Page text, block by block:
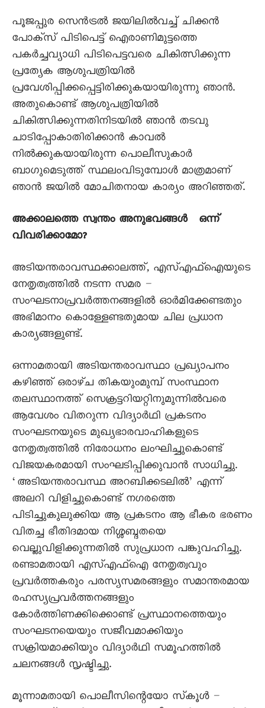
പൂജപ്പുര സെൻട്രൽ ജയിലിൽവച്ച് ചിക്കൻ
പോക്സ് പിടിപെട്ട് ഐരാണിമുട്ടത്തെ
പകർച്ചവ്യാധി പിടിപെട്ടവരെ ചികിത്സിക്കുന്ന
പ്രത്യേക ആശുപത്രിയിൽ
പ്രവേശിപ്പിക്കപ്പെട്ടിരിക്കുകയായിരുന്നു ഞാൻ.
അതുകൊണ്ട് ആശുപത്രിയിൽ
ചികിത്സിക്കുന്നതിനിടയിൽ ഞാൻ തടവു
ചാടിപ്പോകാതിരിക്കാൻ കാവൽ
നിൽക്കുകയായിരുന്ന പൊലീസുകാർ
ബാഗുമെടുത്ത് സ്ഥലംവിടുമ്പോൾ മാത്രമാണ്
ഞാൻ ജയിൽ മോചിതനായ കാര്യം അറിഞ്ഞത്.
അക്കാലത്തെ സ്വന്തം അനുഭവങ്ങൾ ഒന്ന്
വിവരിക്കാമോ?
അടിയന്തരാവസ്ഥക്കാലത്ത്, എസ്എഫ്ഐയുടെ
നേതൃത്വത്തിൽ നടന്ന സമര –
സംഘടനാപ്രവർത്തനങ്ങളിൽ ഓർമിക്കേണ്ടതും
അഭിമാനം കൊള്ളേണ്ടതുമായ ചില പ്രധാന
കാര്യങ്ങളുണ്ട്.
ഒന്നാമതായി അടിയന്തരാവസ്ഥാ പ്രഖ്യാപനം
കഴിഞ്ഞ് ഒരാഴ്ച തികയുംമുമ്പ് സംസ്ഥാന
തലസ്ഥാനത്ത് സെക്രട്ടറിയറ്റിനുമുന്നിൽവരെ
ആവേശം വിതറുന്ന വിദ്യാർഥി പ്രകടനം
സംഘടനയുടെ മുഖ്യഭാരവാഹികളുടെ
നേതൃത്വത്തിൽ നിരോധനം ലംഘിച്ചുകൊണ്ട്
വിജയകരമായി സംഘടിപ്പിക്കുവാൻ സാധിച്ചു.
‘അടിയന്തരാവസ്ഥ അറബിക്കടലിൽ’ എന്ന്
അലറി വിളിച്ചുകൊണ്ട് നഗരത്തെ
പിടിച്ചുകുലുക്കിയ ആ പ്രകടനം ആ ഭീകര ഭരണം
വിതച്ച ഭീതിദമായ നിശ്ശബ്ദതയെ
വെല്ലുവിളിക്കുന്നതിൽ സുപ്രധാന പങ്കുവഹിച്ചു.
രണ്ടാമതായി എസ്എഫ്ഐ നേതൃത്വവും
പ്രവർത്തകരും പരസ്യസമരങ്ങളും സമാന്തരമായ
രഹസ്യപ്രവർത്തനങ്ങളും
കോർത്തിണക്കിക്കൊണ്ട് പ്രസ്ഥാനത്തെയും
സംഘടനയെയും സജീവമാക്കിയും
സക്രിയമാക്കിയും വിദ്യാർഥി സമൂഹത്തിൽ
ചലനങ്ങൾ സൃഷ്ടിച്ചു.
മൂന്നാമതായി പൊലീസിന്റെയോ സ‍്കൂൾ –